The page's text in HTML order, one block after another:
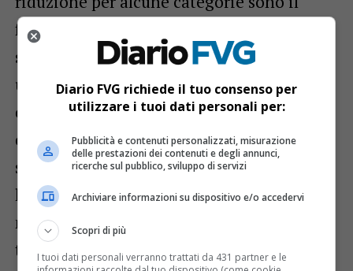
frutto di un’attenta
servizio
. Gea ha infatti svolto
un’approfondita analisi dei dati relativi ai
comportamenti degli utenti e ha rivisto
con attenzione i propri processi. Come
sottolineato da Marino, questo impegno
ha consentito non solo di evitare rincari,
ma di applicare ulteriori riduzioni
tariffarie, garantendo allo stesso tempo un
Diario FVG richiede il tuo consenso per
utilizzare i tuoi dati personali per:
Pubblicità e contenuti personalizzati, misurazione
delle prestazioni dei contenuti e degli annunci,
ricerche sul pubblico, sviluppo di servizi
Archiviare informazioni su dispositivo e/o accedervi
Scopri di più
I tuoi dati personali verranno trattati da 431 partner e le